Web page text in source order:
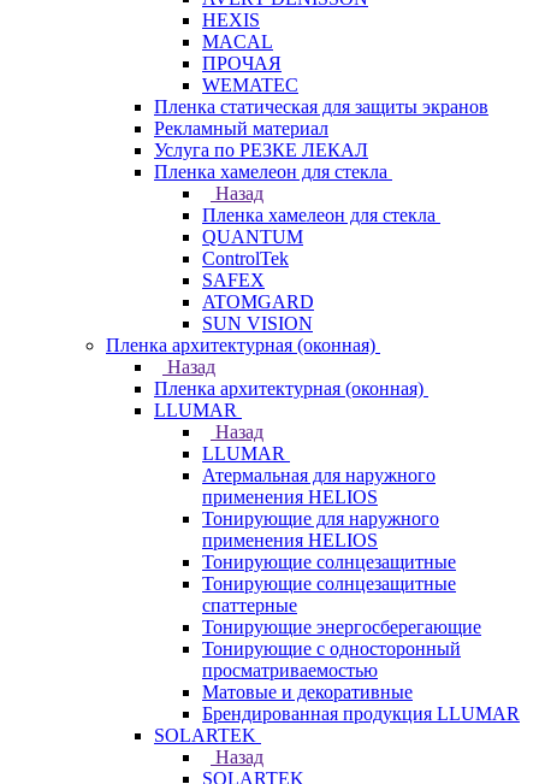
HEXIS
MACAL
ПРОЧАЯ
WEMATEC
Пленка статическая для защиты экранов
Рекламный материал
Услуга по РЕЗКЕ ЛЕКАЛ
Пленка хамелеон для стекла
Назад
Пленка хамелеон для стекла
QUANTUM
ControlTek
SAFEX
ATOMGARD
SUN VISION
Пленка архитектурная (оконная)
Назад
Пленка архитектурная (оконная)
LLUMAR
Назад
LLUMAR
Атермальная для наружного
применения HELIOS
Тонирующие для наружного
применения HELIOS
Тонирующие солнцезащитные
Тонирующие солнцезащитные
спаттерные
Тонирующие энергосберегающие
Тонирующие с односторонный
просматриваемостью
Матовые и декоративные
Брендированная продукция LLUMAR
SOLARTEK
Назад
SOLARTEK